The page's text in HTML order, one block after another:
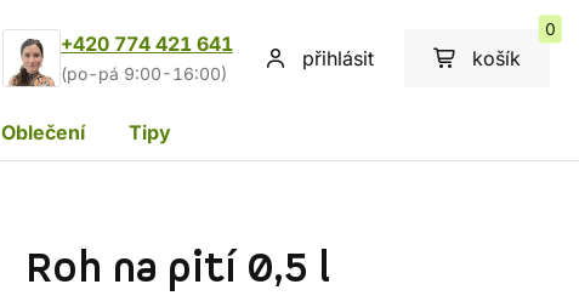
+420 774 421 641
(po-pá 9:00-16:00)
přihlásit košík
0
Oblečení Tipy
Roh na pití 0,5 l